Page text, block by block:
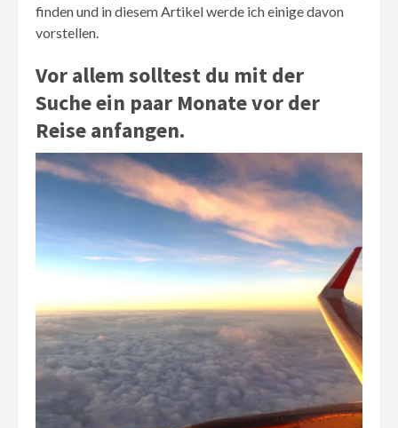
finden und in diesem Artikel werde ich einige davon
vorstellen.
Vor allem solltest du mit der
Suche ein paar Monate vor der
Reise anfangen.